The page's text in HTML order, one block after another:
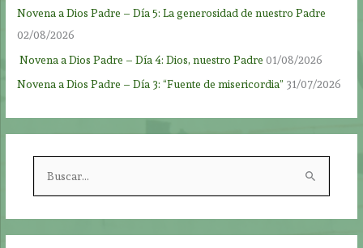
Novena a Dios Padre – Día 5: La generosidad de nuestro Padre
02/08/2026
Novena a Dios Padre – Día 4: Dios, nuestro Padre 01/08/2026
Novena a Dios Padre – Día 3: “Fuente de misericordia” 31/07/2026
c